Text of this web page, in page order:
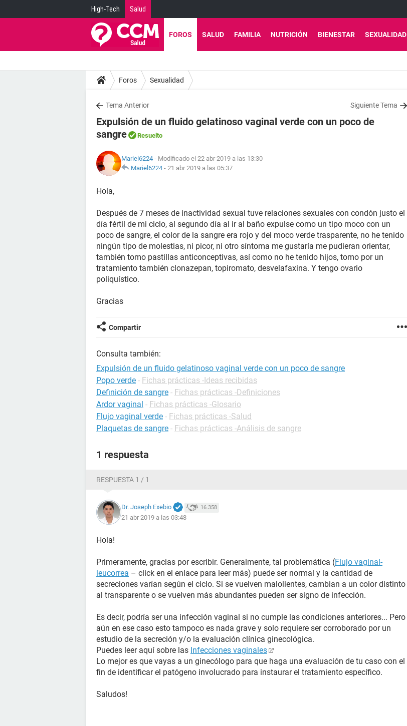
High-Tech Salud
FOROS SALUD FAMILIA NUTRICIÓN BIENESTAR SEXUALIDAD
Foros Sexualidad
Tema Anterior Siguiente Tema
Expulsión de un fluido gelatinoso vaginal verde con un poco de
sangre
Resuelto
Mariel6224 - Modificado el 22 abr 2019 a las 13:30
Mariel6224 - 21 abr 2019 a las 05:37
Hola,
Después de 7 meses de inactividad sexual tuve relaciones sexuales con condón justo el
día fértil de mi ciclo, al segundo día al ir al baño expulse como un tipo moco con un
poco de sangre, el color de la sangre era rojo y del moco verde trasparente, no he tenido
ningún tipo de molestias, ni picor, ni otro síntoma me gustaría me pudieran orientar,
también tomo pastillas anticonceptivas, así como no he tenido hijos, tomo por un
tratamiento también clonazepan, topiromato, desvelafaxina. Y tengo ovario
poliquístico.
Gracias
Compartir
Consulta también:
Expulsión de un fluido gelatinoso vaginal verde con un poco de sangre
Popo verde - Fichas prácticas -Ideas recibidas
Definición de sangre - Fichas prácticas -Definiciones
Ardor vaginal - Fichas prácticas -Glosario
Flujo vaginal verde - Fichas prácticas -Salud
Plaquetas de sangre - Fichas prácticas -Análisis de sangre
1 respuesta
RESPUESTA 1 / 1
Dr. Joseph Exebio 16.358
21 abr 2019 a las 03:48
Hola!
Primeramente, gracias por escribir. Generalmente, tal problemática (Flujo vaginal-
leucorrea – click en el enlace para leer más) puede ser normal y la cantidad de
secreciones varían según el ciclo. Si se vuelven malolientes, cambian a un color distinto
al transparente o se vuelven más abundantes pueden ser signo de infección.
Es decir, podría ser una infección vaginal si no cumple las condiciones anteriores... Pero
aún en ese caso esto tampoco es nada grave y solo requiere ser corroborado por un
estudio de la secreción y/o la evaluación clínica ginecológica.
Puedes leer aquí sobre las Infecciones vaginales
Lo mejor es que vayas a un ginecólogo para que haga una evaluación de tu caso con el
fin de identificar el patógeno involucrado para instaurar el tratamiento específico.
Saludos!